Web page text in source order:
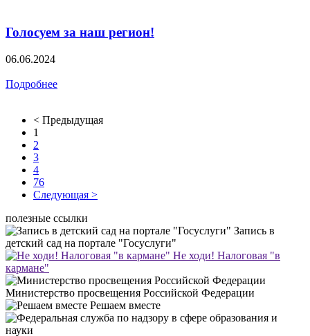
Голосуем за наш регион!
06.06.2024
Подробнее
< Предыдущая
1
2
3
4
76
Следующая >
полезные ссылки
Запись в
детский сад на портале "Госуслуги"
Не ходи! Налоговая "в
кармане"
Министерство просвещения Российской Федерации
Решаем вместе